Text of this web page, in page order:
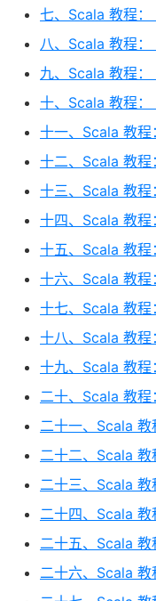
七、Scala 教程：
八、Scala 教程：
九、Scala 教程：
十、Scala 教程
十一、Scala 教程
十二、Scala 教程
十三、Scala 教程
十四、Scala 教程
十五、Scala 教程
十六、Scala 教
十七、Scala 教程
十八、Scala 教程
十九、Scala 教
二十、Scala 教
二十一、Scala
二十二、Scala
二十三、Scala
二十四、Scala
二十五、Scala
二十六、Scala